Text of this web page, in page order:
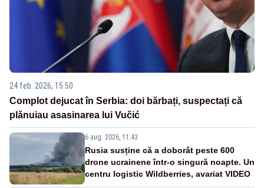
24 feb. 2026, 15:50
Complot dejucat în Serbia: doi bărbați, suspectați că
plănuiau asasinarea lui Vučić
6 aug. 2026, 11:43
Rusia susține că a doborât peste 600
drone ucrainene într-o singură noapte. Un
centru logistic Wildberries, avariat VIDEO